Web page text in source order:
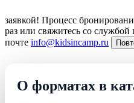
заявкой! Процесс
раз или свяжитесь со
почте info@kidsincamp.ru
О форматах в